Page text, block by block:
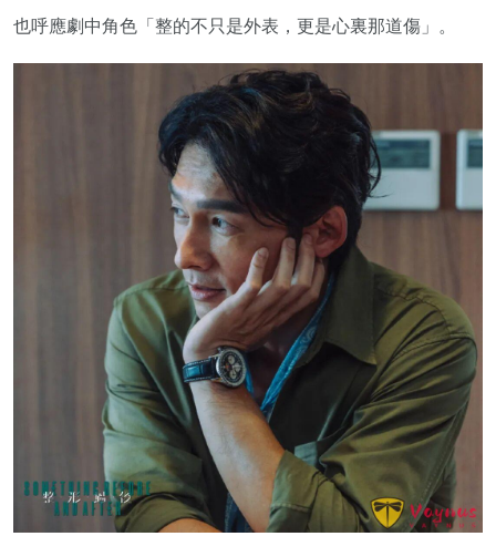
也呼應劇中角色「整的不只是外表，更是心裏那道傷」。